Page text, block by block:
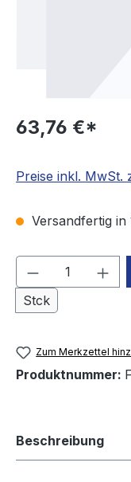
63,76 €*
Preise inkl. MwSt.
Versandfertig in
Produkt
Stck
Zum Merkzettel
Produktnummer:
Beschreibung